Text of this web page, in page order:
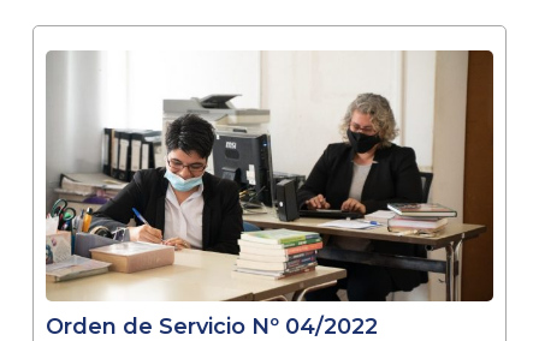
Orden de Servicio Nº 04/2022